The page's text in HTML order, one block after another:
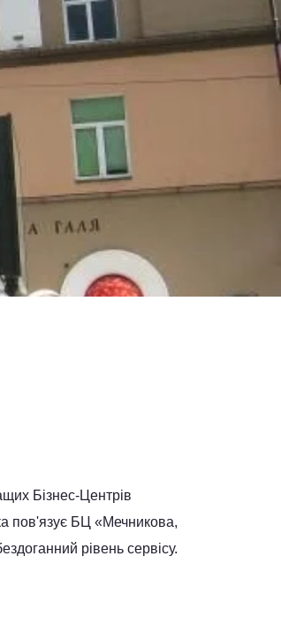
Бізнес-Центрів
пов'язує БЦ «Мечникова,
рівень сервісу.